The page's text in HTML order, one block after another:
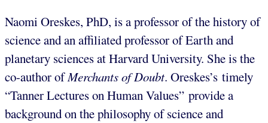
Naomi Oreskes, PhD, is a professor of the history of
science and an affiliated professor of Earth and
planetary sciences at Harvard University. She is the
co-author ofMerchants of Doubt. Oreskes’s timely
“Tanner Lectures on Human Values” provide a
background on the philosophy of science and